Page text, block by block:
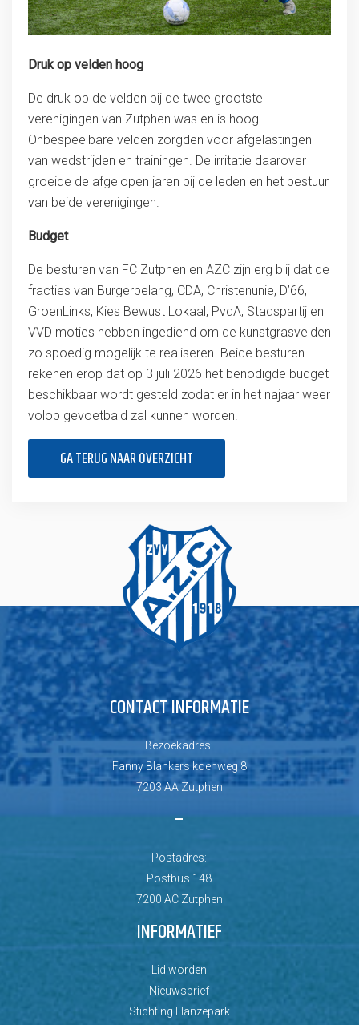
Druk op velden hoog
De druk op de velden bij de twee grootste
verenigingen van Zutphen was en is hoog.
Onbespeelbare velden zorgden voor afgelastingen
van wedstrijden en trainingen. De irritatie daarover
groeide de afgelopen jaren bij de leden en het bestuur
van beide verenigingen.
Budget
De besturen van FC Zutphen en AZC zijn erg blij dat de
fracties van Burgerbelang, CDA, Christenunie, D’66,
GroenLinks, Kies Bewust Lokaal, PvdA, Stadspartij en
VVD moties hebben ingediend om de kunstgrasvelden
zo spoedig mogelijk te realiseren. Beide besturen
rekenen erop dat op 3 juli 2026 het benodigde budget
beschikbaar wordt gesteld zodat er in het najaar weer
volop gevoetbald zal kunnen worden.
GA TERUG NAAR OVERZICHT
CONTACT INFORMATIE
Bezoekadres:
Fanny Blankers koenweg 8
7203 AA Zutphen
–
Postadres:
Postbus 148
7200 AC Zutphen
INFORMATIEF
Lid worden
Nieuwsbrief
Stichting Hanzepark